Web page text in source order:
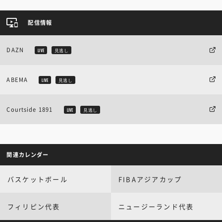
配信情報
DAZN LIVE 見逃し
ABEMA LIVE 見逃し
Courtside 1891 LIVE 見逃し
関連カレンダー
バスケットボール FIBAアジアカップ
フィリピン代表 ニュージーランド代表